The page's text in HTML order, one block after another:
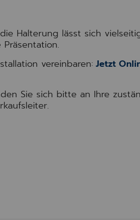
Halterung lässt sich
vereinbaren: Jetzt
Sie sich bitte an Ihre